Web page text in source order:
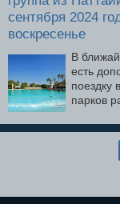
сентября 2024
воскресенье
В
есть
поездку
парков